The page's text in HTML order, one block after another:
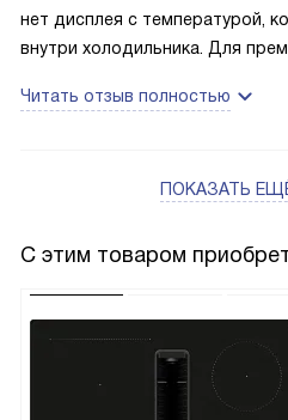
нет дисплея с температурой,
внутри холодильника. Для
Читать отзыв полностью
ПОКАЗАТЬ
С этим товаром